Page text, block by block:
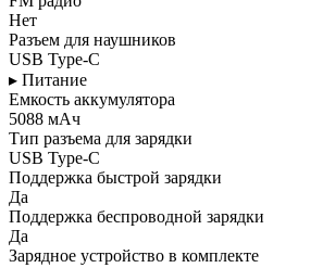
Нет
Разъем для наушников
USB Type-C
▸ Питание
Емкость аккумулятора
5088 мАч
Тип разъема для зарядки
USB Type-C
Поддержка быстрой зарядки
Да
Поддержка беспроводной зарядки
Да
Зарядное устройство в комплекте